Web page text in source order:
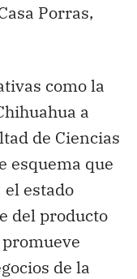
Porras,
como la
a
de Ciencias
esquema que
estado
del producto
de la